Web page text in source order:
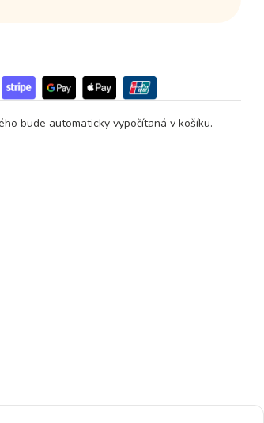
bude automaticky vypočítaná v košíku.